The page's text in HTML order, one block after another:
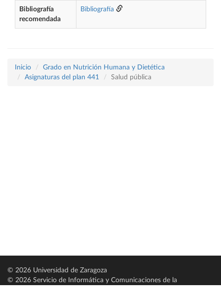
Bibliografía
recomendada
Bibliografía
Inicio
Grado en Nutrición Humana y Dietética
Asignaturas del plan 441
Salud pública
© 2026 Universidad de Zaragoza
© 2026 Servicio de Informática y Comunicaciones de la